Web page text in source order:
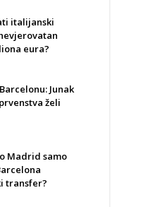
italijanski
eura?
Junak
želi
Madrid samo
transfer?